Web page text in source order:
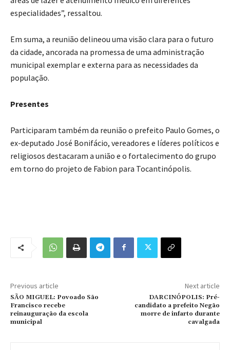
especialidades”, ressaltou.
Em suma, a reunião delineou uma visão clara para o futuro
da cidade, ancorada na promessa de uma administração
municipal exemplar e externa para as necessidades da
população.
Presentes
Participaram também da reunião o prefeito Paulo Gomes, o
ex-deputado José Bonifácio, vereadores e líderes políticos e
religiosos destacaram a união e o fortalecimento do grupo
em torno do projeto de Fabion para Tocantinópolis.
Previous article
SÃO MIGUEL: Povoado São
Francisco recebe
reinauguração da escola
municipal
Next article
DARCINÓPOLIS: Pré-
candidato a prefeito Negão
morre de infarto durante
cavalgada